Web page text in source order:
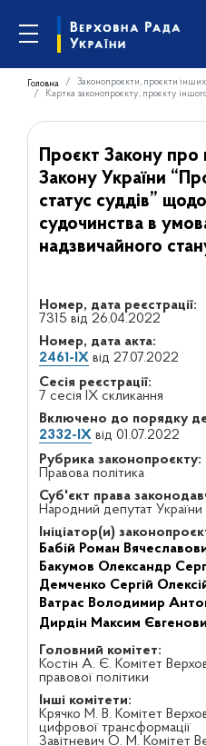
Головна Законопроєкти, проєкти інших
Картка законопроєкту, проєкту
Проєкт Закону про
Закону України
статус суддів”
судочинства в
надзвичайного
Номер, дата реєстрації:
7315 від 26.04.2022
Номер, дата акта:
2461-IXвід 27.07.2022
Сесія реєстрації:
7 сесія IX скликання
Включено до порядку
2332-IXвід 01.07.2022
Рубрика законопроєкту:
Правова політика
Суб'єкт права
Народний депутат України
Ініціатор(и)
Бабій Роман
Бакумов Олександр
Демченко Сергій
Ватрас Володимир
Дирдін Максим
Головний комітет:
Костін А. Є. Комітет
правової політики
Інші комітети:
Крячко М. В. Комітет
цифрової трансформації
Завітневич О. М. Комітет